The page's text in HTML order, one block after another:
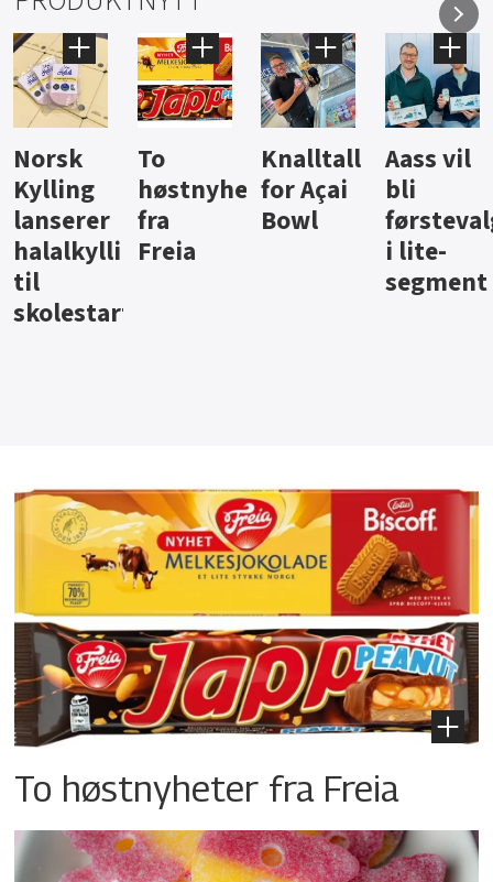
Knalltall
for Açai
Bowl
Aass vil
bli
førstevalg
i lite-
Brus og
jus fra
Berentsen
Hard
iste fra
Hansa
To høstnyheter fra Freia